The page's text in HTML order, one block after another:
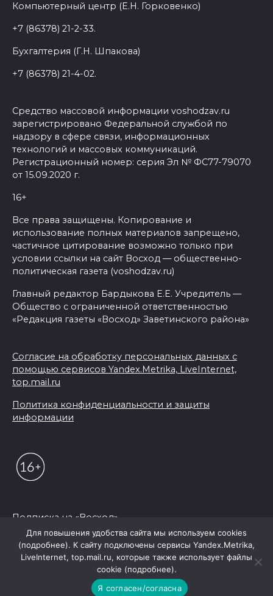
Компьютерный центр (Е.Н. Горковенко)
+7 (86378) 21-2-33.
Бухгалтерия (Г.Н. Шпакова)
+7 (86378) 21-4-02.
Средство массовой информации voshodzav.ru
зарегистрировано Федеральной службой по
надзору в сфере связи, информационных
технологий и массовых коммуникаций.
Регистрационный номер: серия Эл № ФС77-79070
от 15.09.2020 г.
16+
Все права защищены. Копирование и
использование полных материалов запрещено,
частичное цитирование возможно только при
условии ссылки на сайт Восход — общественно-
политическая газета (voshodzav.ru)
Главный редактор Бардыкова Е.Е. Учредитель —
Общество с ограниченной ответственностью
«Редакция газеты «Восход» Заветинского района»
Согласие на обработку персональных данных с
помощью сервисов Yandex.Metrika, LiveInternet,
top.mail.ru
Политика конфиденциальности и защиты
информации
Подписка на «Восход»
© 2026 Редакция "Восход"
Для повышения удобства сайта мы используем cookies
(подробнее). К сайту подключены сервисы Yandex.Metrika,
LiveInternet, top.mail.ru, которые также использует файлы
cookie (подробнее).
Я согласен/согласна